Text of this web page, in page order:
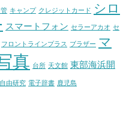
キャンプ クレジットカード シロ
スマートフォン セラーアカオ セ
フロントラインプラス ブラザー マ
真 台所 天文館 東部海浜開
自由研究 電子辞書 鹿児島